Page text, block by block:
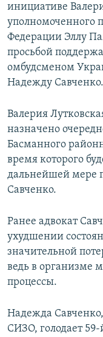
инициативе
уполномоченного
Федерации Эллу
просьбой
омбудсменом
Надежду Савченко.
Валерия
назначено
Басманного
время которого
дальнейшей мере
Савченко.
Ранее адвокат
ухудшении
значительной
ведь в организме
процессы.
Надежда
СИЗО, голодает